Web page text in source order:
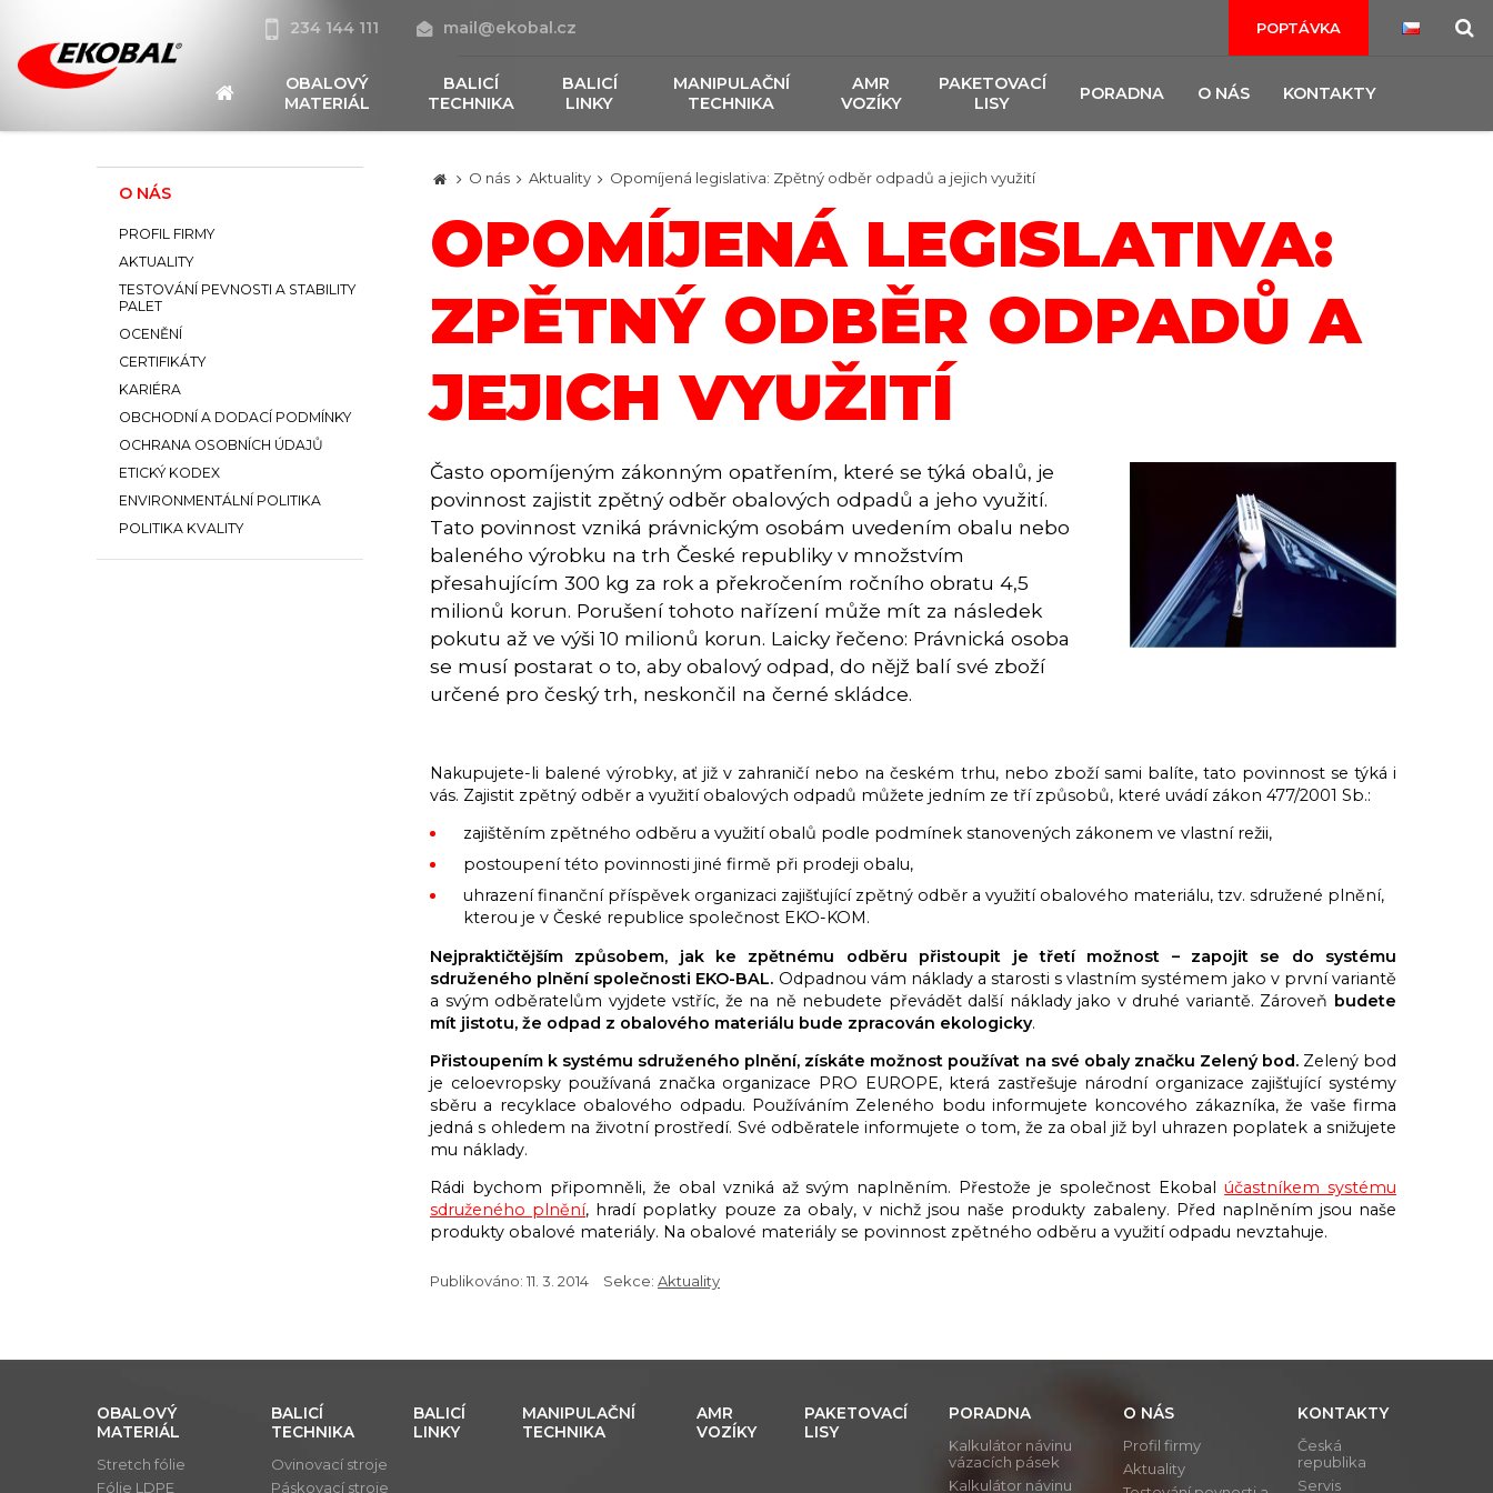
234 144 111 mail@ekobal.cz POPTÁVKA
OBALOVÝ
MATERIÁL
BALICÍ
TECHNIKA
BALICÍ
LINKY
MANIPULAČNÍ
TECHNIKA
AMR
VOZÍKY
PAKETOVACÍ
LISY
PORADNA O NÁS KONTAKTY
O nás Aktuality Opomíjená legislativa: Zpětný odběr odpadů a jejich využití
OPOMÍJENÁ LEGISLATIVA:
ZPĚTNÝ ODBĚR ODPADŮ A
JEJICH VYUŽITÍ
Často opomíjeným zákonným opatřením, které se týká obalů, je
povinnost zajistit zpětný odběr obalových odpadů a jeho využití.
Tato povinnost vzniká právnickým osobám uvedením obalu nebo
baleného výrobku na trh České republiky v množstvím
přesahujícím 300 kg za rok a překročením ročního obratu 4,5
milionů korun. Porušení tohoto nařízení může mít za následek
pokutu až ve výši 10 milionů korun. Laicky řečeno: Právnická osoba
se musí postarat o to, aby obalový odpad, do nějž balí své zboží
určené pro český trh, neskončil na černé skládce.
Nakupujete-li balené výrobky, ať již v zahraničí nebo na českém trhu, nebo zboží sami balíte, tato povinnost se týká i
vás. Zajistit zpětný odběr a využití obalových odpadů můžete jedním ze tří způsobů, které uvádí zákon 477/2001 Sb.:
zajištěním zpětného odběru a využití obalů podle podmínek stanovených zákonem ve vlastní režii,
postoupení této povinnosti jiné firmě při prodeji obalu,
uhrazení finanční příspěvek organizaci zajišťující zpětný odběr a využití obalového materiálu, tzv. sdružené plnění,
kterou je v České republice společnost EKO-KOM.
Nejpraktičtějším způsobem, jak ke zpětnému odběru přistoupit je třetí možnost – zapojit se do systému
sdruženého plnění společnosti EKO-BAL. Odpadnou vám náklady a starosti s vlastním systémem jako v první variantě
a svým odběratelům vyjdete vstříc, že na ně nebudete převádět další náklady jako v druhé variantě. Zároveň budete
mít jistotu, že odpad z obalového materiálu bude zpracován ekologicky.
Přistoupením k systému sdruženého plnění, získáte možnost používat na své obaly značku Zelený bod.Zelený bod
je celoevropsky používaná značka organizace PRO EUROPE, která zastřešuje národní organizace zajišťující systémy
sběru a recyklace obalového odpadu. Používáním Zeleného bodu informujete koncového zákazníka, že vaše firma
jedná s ohledem na životní prostředí. Své odběratele informujete o tom, že za obal již byl uhrazen poplatek a snižujete
mu náklady.
Rádi bychom připomněli, že obal vzniká až svým naplněním. Přestože je společnost Ekobalúčastníkem systému
sdruženého plnění, hradí poplatky pouze za obaly, v nichž jsou naše produkty zabaleny. Před naplněním jsou naše
produkty obalové materiály. Na obalové materiály se povinnost zpětného odběru a využití odpadu nevztahuje.
Publikováno: 11. 3. 2014 Sekce: Aktuality
O NÁS
PROFIL FIRMY
AKTUALITY
TESTOVÁNÍ PEVNOSTI A STABILITY
PALET
OCENĚNÍ
CERTIFIKÁTY
KARIÉRA
OBCHODNÍ A DODACÍ PODMÍNKY
OCHRANA OSOBNÍCH ÚDAJŮ
ETICKÝ KODEX
ENVIRONMENTÁLNÍ POLITIKA
POLITIKA KVALITY
OBALOVÝ
MATERIÁL
Stretch fólie
Fólie LDPE
BALICÍ
TECHNIKA
Ovinovací stroje
Páskovací stroje
BALICÍ
LINKY
MANIPULAČNÍ
TECHNIKA
AMR
VOZÍKY
PAKETOVACÍ
LISY
PORADNA
Kalkulátor návinu
vázacích pásek
Kalkulátor návinu
O NÁS
Profil firmy
Aktuality
KONTAKTY
Česká
republika
Servis